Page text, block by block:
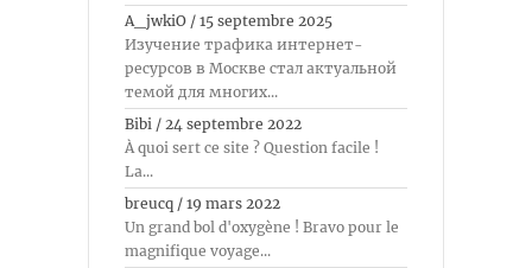
A_jwkiO / 15 septembre 2025
Изучение трафика интернет-
ресурсов в Москве стал актуальной
темой для многих...
Bibi / 24 septembre 2022
À quoi sert ce site ? Question facile !
La...
breucq / 19 mars 2022
Un grand bol d'oxygène ! Bravo pour le
magnifique voyage...